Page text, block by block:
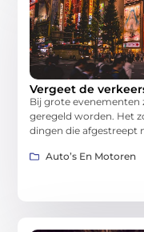
Vergeet de
Bij grote evenementen
geregeld worden. Het
dingen die afgestreept
Auto’s En Motoren